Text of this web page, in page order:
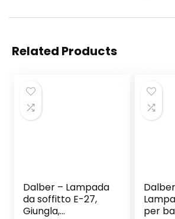
Related Products
Dalber – Lampada
da soffitto E-27,
Giungla,
per